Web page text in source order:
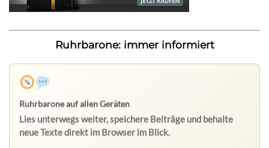
Ruhrbarone: immer informiert
Ruhrbarone auf allen Geräten
Lies unterwegs weiter, speichere Beiträge und behalte
neue Texte direkt im Browser im Blick.